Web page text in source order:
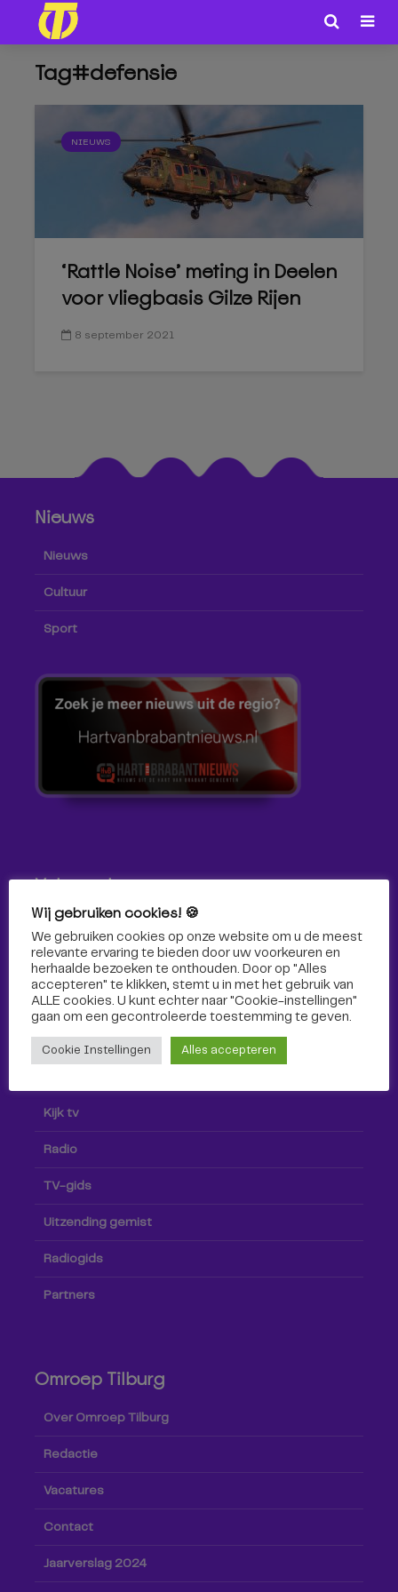
Tag#defensie
NIEUWS
‘Rattle Noise’ meting in Deelen
voor vliegbasis Gilze Rijen
8 september 2021
Nieuws
Nieuws
Cultuur
Sport
Volg ons!
Volg Omroep Tilburg niet alleen hier, maar ook via social
media!
Kijk tv
Radio
TV-gids
Uitzending gemist
Radiogids
Partners
Omroep Tilburg
Over Omroep Tilburg
Redactie
Vacatures
Contact
Jaarverslag 2024
Wij gebruiken cookies! 🍪
We gebruiken cookies op onze website om u de meest
relevante ervaring te bieden door uw voorkeuren en
herhaalde bezoeken te onthouden. Door op "Alles
accepteren" te klikken, stemt u in met het gebruik van
ALLE cookies. U kunt echter naar "Cookie-instellingen"
gaan om een ​​gecontroleerde toestemming te geven.
Cookie Instellingen Alles accepteren